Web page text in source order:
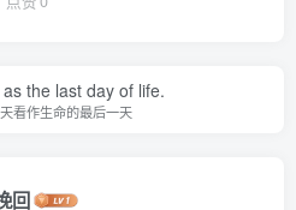
the last day of life.
看作生命的最后一天
回